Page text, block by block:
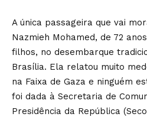
A única passageira que vai
Nazmieh Mohamed, de 72
filhos, no desembarque
Brasília. Ela relatou muito
na Faixa de Gaza e ninguém
foi dada à Secretaria de
Presidência da República